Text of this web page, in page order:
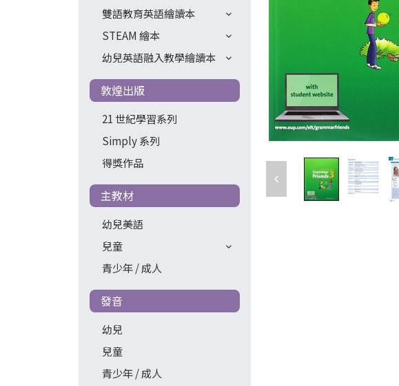
雙語教育英語繪讀本
STEAM 繪本
幼兒英語融入教學繪讀本
敦煌出版
21 世紀學習系列
Simply 系列
得獎作品
主教材
幼兒美語
兒童
青少年 / 成人
發音
幼兒
兒童
青少年 / 成人